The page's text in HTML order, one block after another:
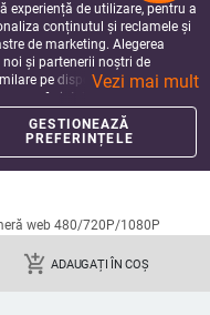
add_shopping_cart ADAUGAȚI ÎN COȘ
web 480/720P/1080P
de reducere a zgomotului
Plug & Play pentru întâlniri
Lei
experiență de utilizare, pentru a
conținutul și reclamele și
de marketing. Alegerea
și partenerii noștri de
pe dispozitivul dvs. în
preferințele în orice moment
mai multe informații, vă
.
Vezi mai mult
GESTIONEAZĂ
PREFERINȚELE